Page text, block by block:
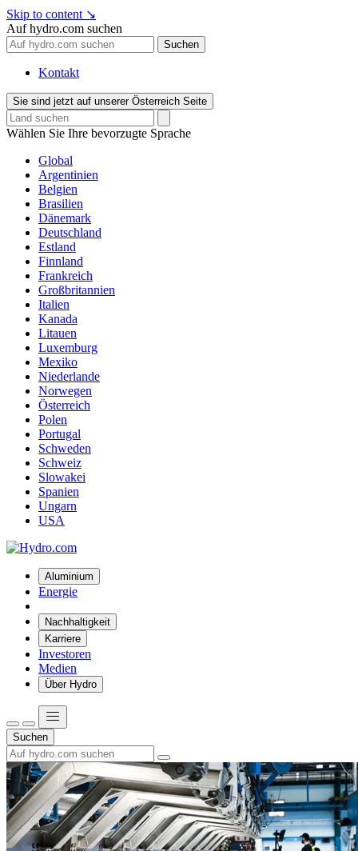
Skip to content ↘
Auf hydro.com suchen
Suchen
Kontakt
Sie sind jetzt auf unserer Österreich Seite
Wählen Sie Ihre bevorzugte Sprache
Global
Argentinien
Belgien
Brasilien
Dänemark
Deutschland
Estland
Finnland
Frankreich
Großbritannien
Italien
Kanada
Litauen
Luxemburg
Mexiko
Niederlande
Norwegen
Österreich
Polen
Portugal
Schweden
Schweiz
Slowakei
Spanien
Ungarn
USA
Aluminium
Energie
Nachhaltigkeit
Karriere
Investoren
Medien
Über Hydro
Suchen